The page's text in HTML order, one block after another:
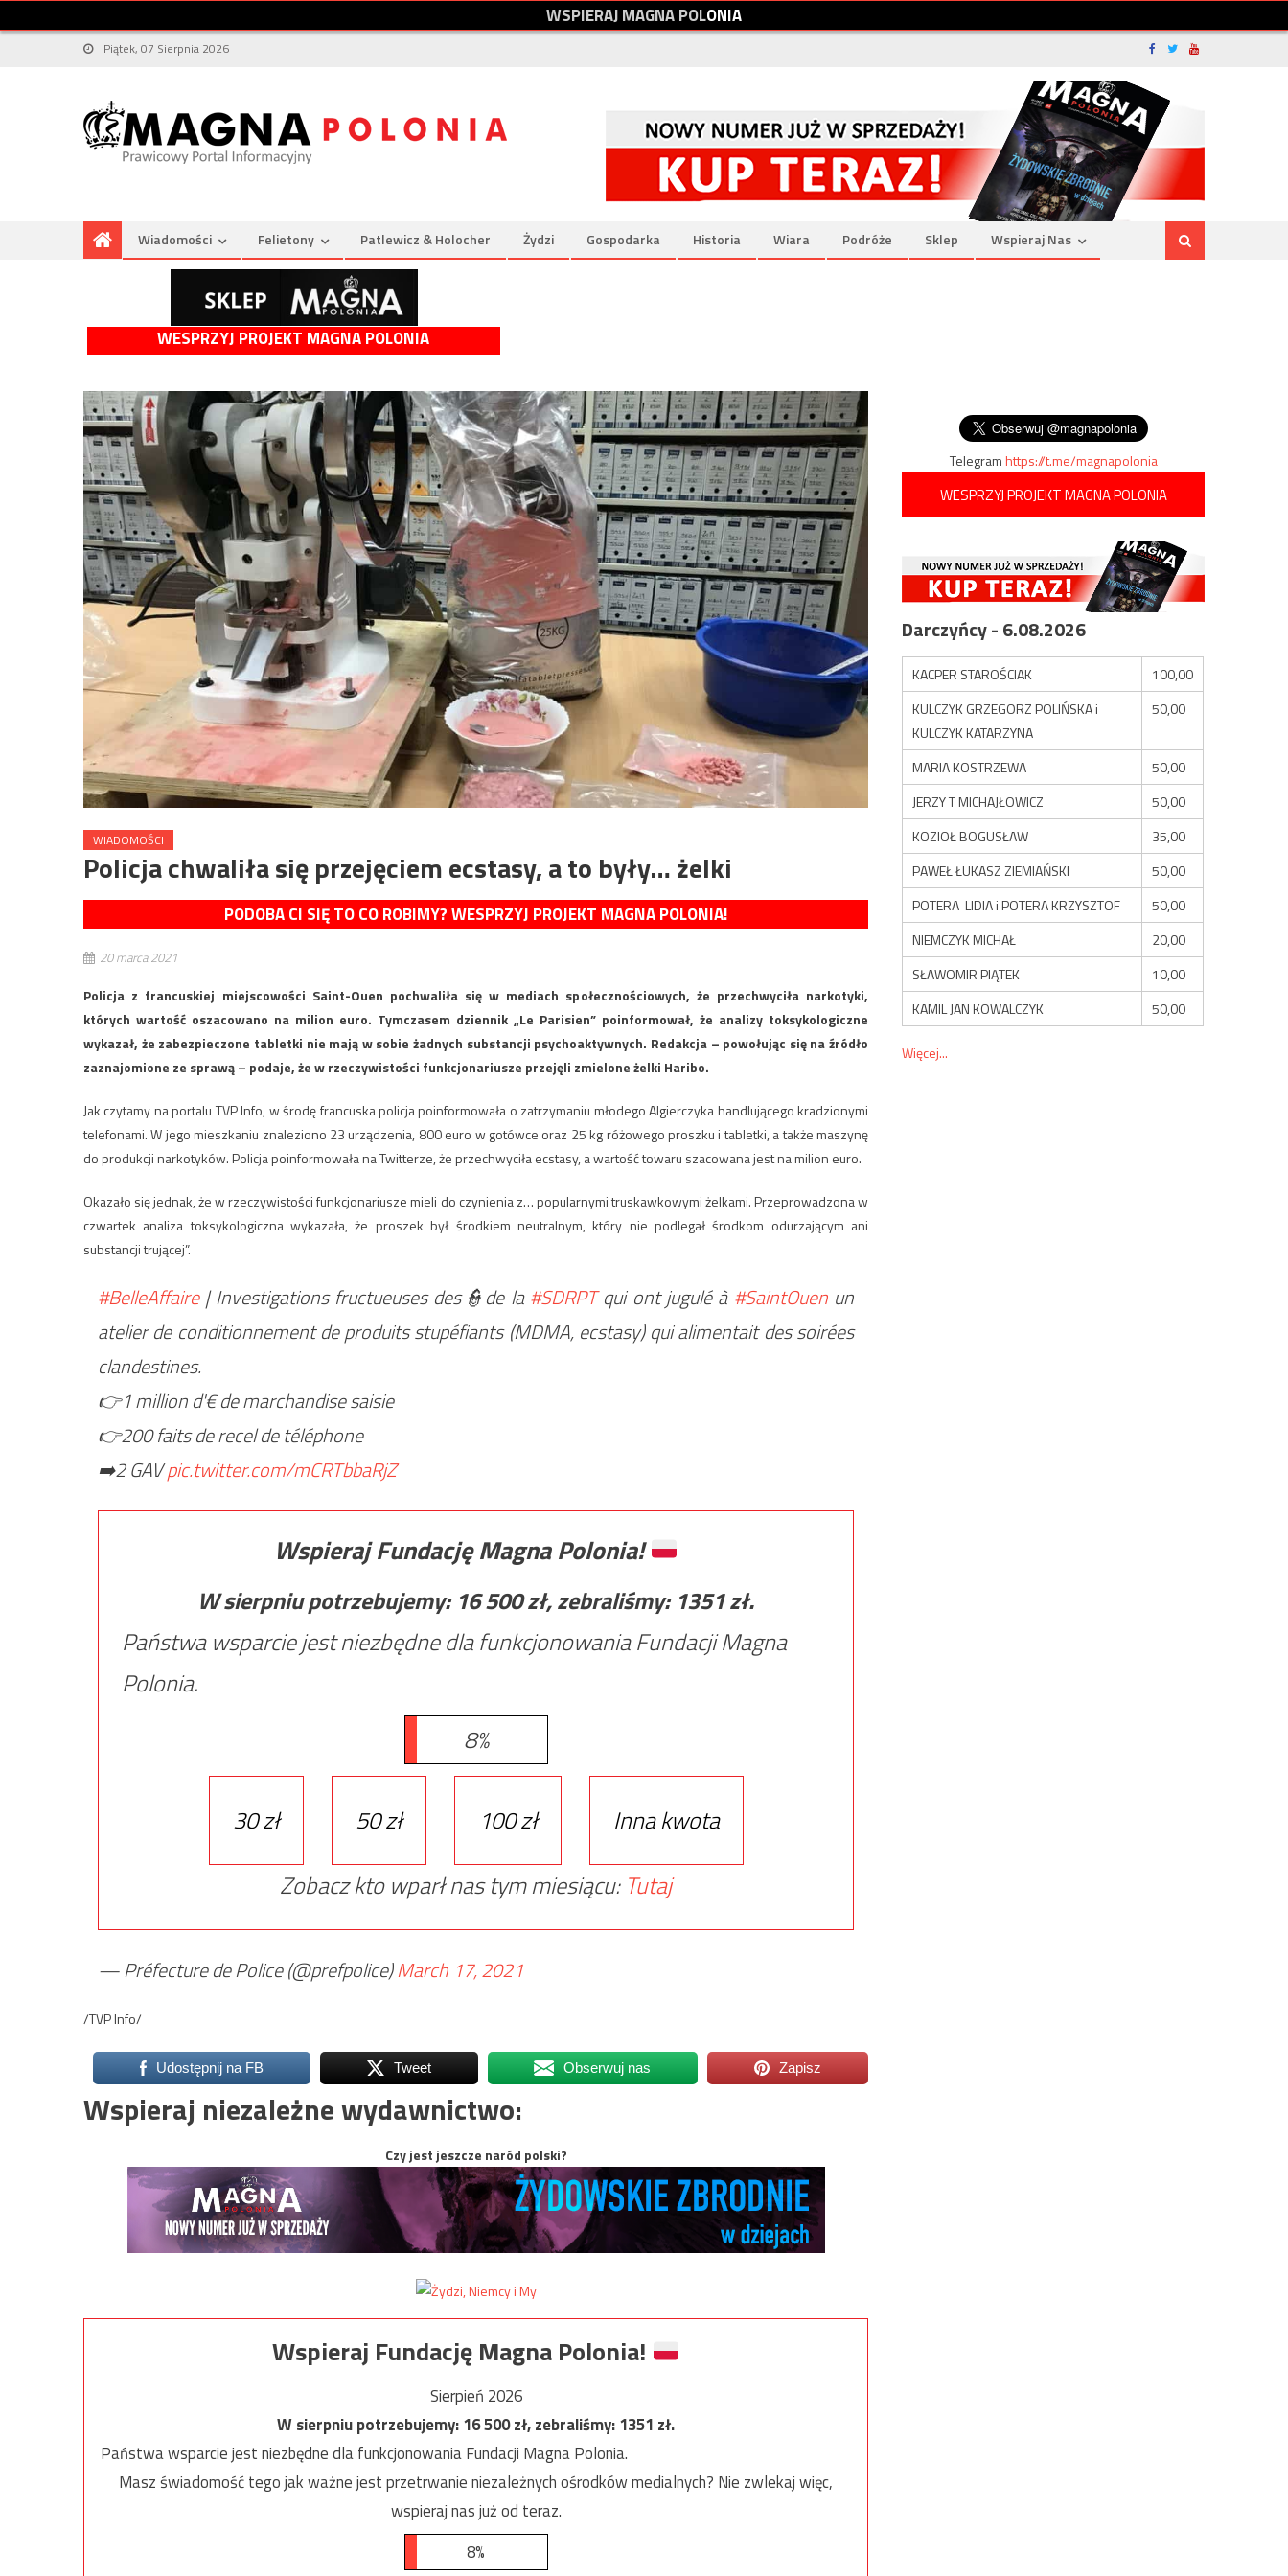
WSPIERAJMAGNAPOLONIA
Piątek, 07 Sierpnia 2026
Wiadomości Felietony Patlewicz & Holocher Żydzi Gospodarka Historia Wiara Podróże Sklep Wspieraj Nas
WESPRZYJ PROJEKT MAGNA POLONIA
WIADOMOŚCI
Policja chwaliła się przejęciem ecstasy, a to były… żelki
PODOBA CI SIĘ TO CO ROBIMY? WESPRZYJ PROJEKT MAGNA POLONIA!
20 marca 2021
Policja z francuskiej miejscowości Saint-Ouen pochwaliła się w mediach społecznościowych, że przechwyciła narkotyki,
których wartość oszacowano na milion euro. Tymczasem dziennik „Le Parisien” poinformował, że analizy toksykologiczne
wykazał, że zabezpieczone tabletki nie mają w sobie żadnych substancji psychoaktywnych. Redakcja – powołując się na źródło
zaznajomione ze sprawą – podaje, że w rzeczywistości funkcjonariusze przejęli zmielone żelki Haribo.
Jak czytamy na portalu TVP Info, w środę francuska policja poinformowała o zatrzymaniu młodego Algierczyka handlującego kradzionymi
telefonami. W jego mieszkaniu znaleziono 23 urządzenia, 800 euro w gotówce oraz 25 kg różowego proszku i tabletki, a także maszynę
do produkcji narkotyków. Policja poinformowała na Twitterze, że przechwyciła ecstasy, a wartość towaru szacowana jest na milion euro.
Okazało się jednak, że w rzeczywistości funkcjonariusze mieli do czynienia z… popularnymi truskawkowymi żelkami. Przeprowadzona w
czwartek analiza toksykologiczna wykazała, że proszek był środkiem neutralnym, który nie podlegał środkom odurzającym ani
substancji trującej”.
#BelleAffaire| Investigations fructueuses des👮de la#SDRPTqui ont jugulé à #SaintOuenun
atelier de conditionnement de produits stupéfiants (MDMA, ecstasy) qui alimentait des soirées
clandestines.
👉1 million d'€ de marchandise saisie
👉200 faits de recel de téléphone
➡️2 GAVpic.twitter.com/mCRTbbaRjZ
Wspieraj Fundację Magna Polonia!
W sierpniu potrzebujemy: 16 500zł, zebraliśmy: 1351zł.
Państwa wsparcie jest niezbędne dla funkcjonowania Fundacji Magna
Polonia.
8%
30 zł 50 zł 100 zł
Inna kwota
Zobacz kto wparł nas tym miesiącu: Tutaj
— Préfecture de Police (@prefpolice)March 17, 2021
/TVP Info/
Udostępnij na FB Tweet Obserwuj nas Zapisz
Wspieraj niezależne wydawnictwo:
Czy jest jeszcze naród polski?
Wspieraj Fundację Magna Polonia!
Sierpień 2026
W sierpniu potrzebujemy:16 500zł, zebraliśmy:1351 zł.
Państwa wsparcie jest niezbędne dla funkcjonowania Fundacji Magna Polonia.
Masz świadomość tego jak ważne jest przetrwanie niezależnych ośrodków medialnych? Nie zwlekaj więc,
wspieraj nas już od teraz.
8%
Telegramhttps://t.me/magnapolonia
WESPRZYJ PROJEKT MAGNA POLONIA
Darczyńcy - 6.08.2026
KACPER STAROŚCIAK
100,00
KULCZYK GRZEGORZ POLIŃSKA i
KULCZYK KATARZYNA
50,00
MARIA KOSTRZEWA
50,00
JERZY T MICHAJŁOWICZ
50,00
KOZIOŁ BOGUSŁAW
35,00
PAWEŁ ŁUKASZ ZIEMIAŃSKI
50,00
POTERA LIDIA i POTERA KRZYSZTOF
50,00
NIEMCZYK MICHAŁ
20,00
SŁAWOMIR PIĄTEK
10,00
KAMIL JAN KOWALCZYK
50,00
Więcej...